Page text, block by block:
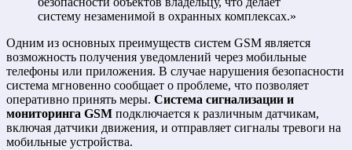
систему незаменимой в охранных комплексах.»
Одним из основных преимуществ систем GSM является
возможность получения уведомлений через мобильные
телефоны или приложения. В случае нарушения безопасности
система мгновенно сообщает о проблеме, что позволяет
оперативно принять меры. Система сигнализации и
мониторинга GSM подключается к различным датчикам,
включая датчики движения, и отправляет сигналы тревоги на
мобильные устройства.